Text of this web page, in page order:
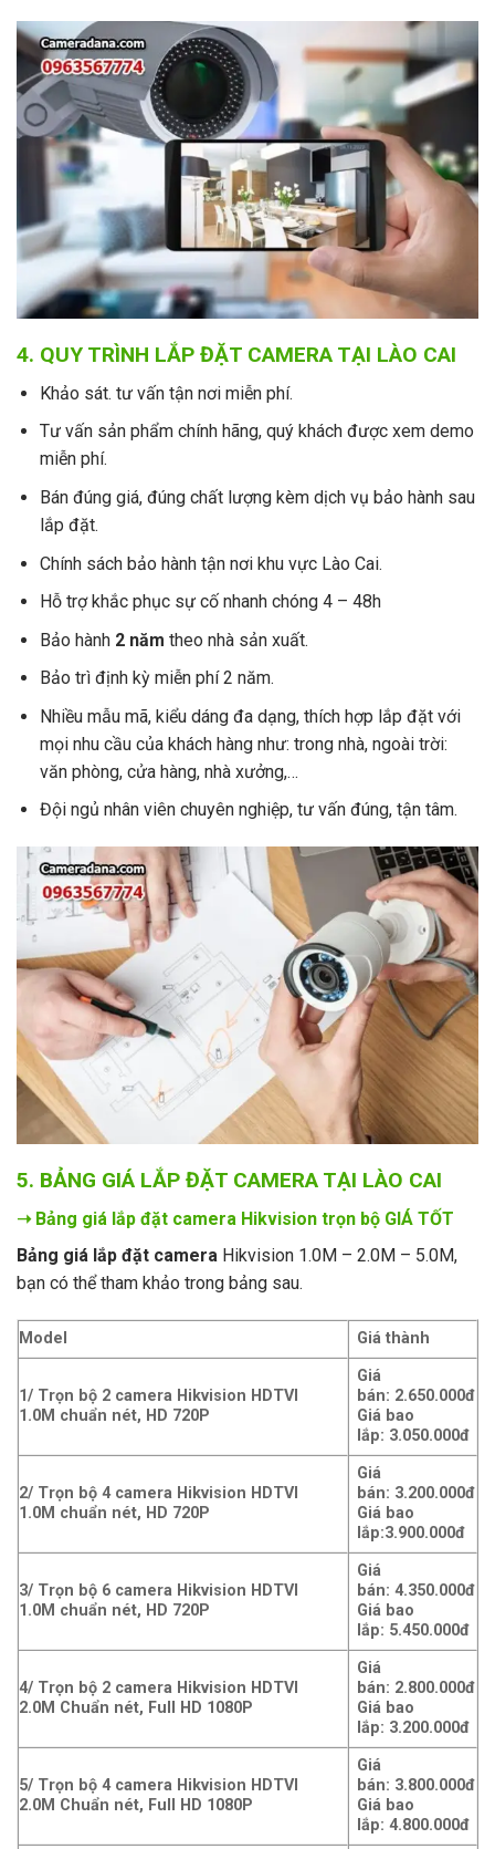
4. QUY TRÌNH LẮP ĐẶT CAMERA TẠI LÀO CAI
Khảo sát. tư vấn tận nơi miễn phí.
Tư vấn sản phẩm chính hãng, quý khách được xem demo
miễn phí.
Bán đúng giá, đúng chất lượng kèm dịch vụ bảo hành sau
lắp đặt.
Chính sách bảo hành tận nơi khu vực Lào Cai.
Hỗ trợ khắc phục sự cố nhanh chóng 4 – 48h
Bảo hành 2 năm theo nhà sản xuất.
Bảo trì định kỳ miễn phí 2 năm.
Nhiều mẫu mã, kiểu dáng đa dạng, thích hợp lắp đặt với
mọi nhu cầu của khách hàng như: trong nhà, ngoài trời:
văn phòng, cửa hàng, nhà xưởng,…
Đội ngủ nhân viên chuyên nghiệp, tư vấn đúng, tận tâm.
5. BẢNG GIÁ LẮP ĐẶT CAMERA TẠI LÀO CAI
➝ Bảng giá lắp đặt camera Hikvision trọn bộ GIÁ TỐT
Bảng giá lắp đặt camera Hikvision 1.0M – 2.0M – 5.0M,
bạn có thể tham khảo trong bảng sau.
Model Giá thành
1/ Trọn bộ 2 camera Hikvision HDTVI
1.0M chuẩn nét, HD 720P
Giá
bán: 2.650.000đ
Giá bao
lắp: 3.050.000đ
2/ Trọn bộ 4 camera Hikvision HDTVI
1.0M chuẩn nét, HD 720P
Giá
bán: 3.200.000đ
Giá bao
lắp:3.900.000đ
3/ Trọn bộ 6 camera Hikvision HDTVI
1.0M chuẩn nét, HD 720P
Giá
bán: 4.350.000đ
Giá bao
lắp: 5.450.000đ
4/ Trọn bộ 2 camera Hikvision HDTVI
2.0M Chuẩn nét, Full HD 1080P
Giá
bán: 2.800.000đ
Giá bao
lắp: 3.200.000đ
5/ Trọn bộ 4 camera Hikvision HDTVI
2.0M Chuẩn nét, Full HD 1080P
Giá
bán: 3.800.000đ
Giá bao
lắp: 4.800.000đ